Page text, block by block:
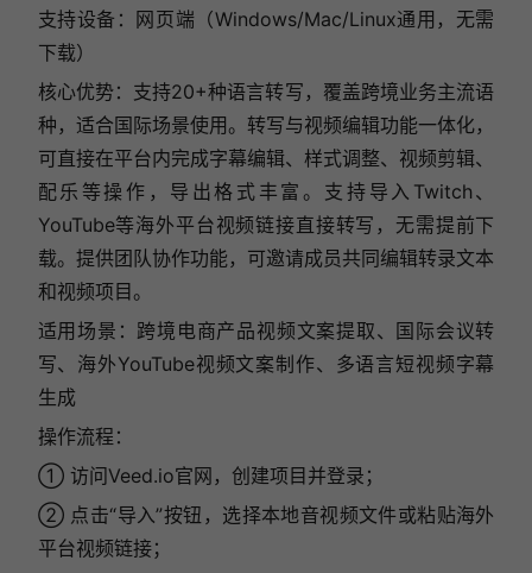
支持设备：网页端（Windows/Mac/Linux通用，无需
下载）
核心优势：支持20+种语言转写，覆盖跨境业务主流语
种，适合国际场景使用。转写与视频编辑功能一体化，
可直接在平台内完成字幕编辑、样式调整、视频剪辑、
配乐等操作，导出格式丰富。支持导入Twitch、
YouTube等海外平台视频链接直接转写，无需提前下
载。提供团队协作功能，可邀请成员共同编辑转录文本
和视频项目。
适用场景：跨境电商产品视频文案提取、国际会议转
写、海外YouTube视频文案制作、多语言短视频字幕
生成
操作流程：
① 访问Veed.io官网，创建项目并登录；
② 点击“导入”按钮，选择本地音视频文件或粘贴海外
平台视频链接；